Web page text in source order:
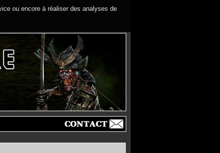
ou encore à réaliser des analyses de